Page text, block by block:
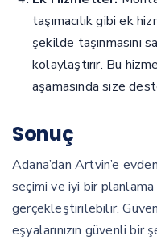
taşımacılık gibi ek
şekilde taşınmasını
kolaylaştırır. Bu
aşamasında size
Sonuç
Adana’dan Artvin’e
seçimi ve iyi bir
gerçekleştirilebilir.
eşyalarınızın güvenli bir